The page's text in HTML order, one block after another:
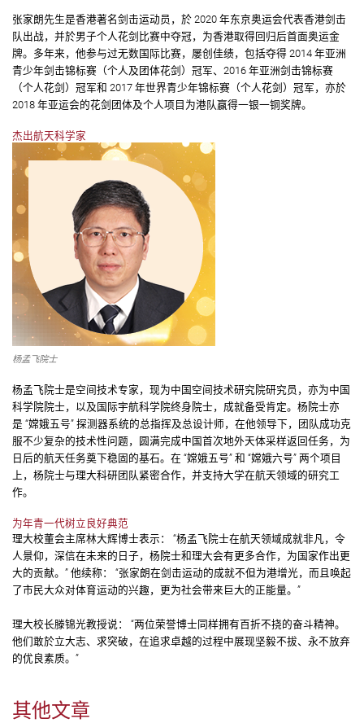
其他文章
张家朗先生是香港著名剑击运动员，於 2020 年东京奥运会代表香港剑击
队出战，并於男子个人花剑比赛中夺冠，为香港取得回归后首面奥运金
牌。多年来，他参与过无数国际比赛，屡创佳绩，包括夺得 2014 年亚洲
青少年剑击锦标赛（个人及团体花剑）冠军、2016 年亚洲剑击锦标赛
（个人花剑）冠军和 2017 年世界青少年锦标赛（个人花剑）冠军，亦於
2018 年亚运会的花剑团体及个人项目为港队赢得一银一铜奖牌。
杰出航天科学家
杨孟飞院士
杨孟飞院士是空间技术专家，现为中国空间技术研究院研究员，亦为中国
科学院院士，以及国际宇航科学院终身院士，成就备受肯定。杨院士亦
是 “嫦娥五号” 探测器系统的总指挥及总设计师，在他领导下，团队成功克
服不少复杂的技术性问题，圆满完成中国首次地外天体采样返回任务，为
日后的航天任务奠下稳固的基石。在 “嫦娥五号” 和 “嫦娥六号” 两个项目
上，杨院士与理大科研团队紧密合作，并支持大学在航天领域的研究工
作。
为年青一代树立良好典范
理大校董会主席林大辉博士表示： “杨孟飞院士在航天领域成就非凡，令
人景仰，深信在未来的日子，杨院士和理大会有更多合作，为国家作出更
大的贡献。” 他续称： “张家朗在剑击运动的成就不但为港增光，而且唤起
了市民大众对体育运动的兴趣，更为社会带来巨大的正能量。”
理大校长滕锦光教授说： “两位荣誉博士同样拥有百折不挠的奋斗精神。
他们敢於立大志、求突破，在追求卓越的过程中展现坚毅不拔、永不放弃
的优良素质。”